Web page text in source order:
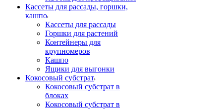
Кассеты для рассады, горшки,
кашпо
Кассеты для рассады
Горшки для растений
Контейнеры для
крупномеров
Кашпо
Ящики для выгонки
Кокосовый субстрат
Кокосовый субстрат в
блоках
Кокосовый субстрат в